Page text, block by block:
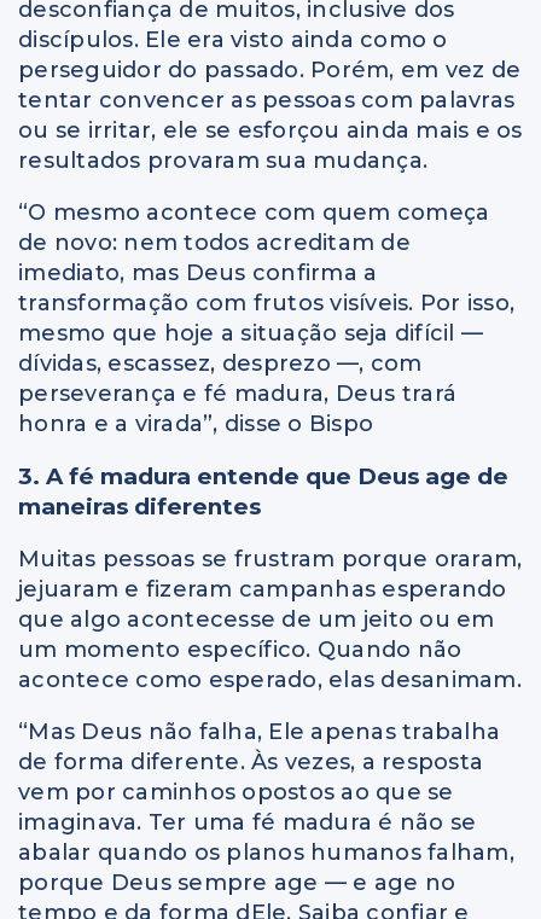
desconfiança de muitos, inclusive dos
discípulos. Ele era visto ainda como o
perseguidor do passado. Porém, em vez de
tentar convencer as pessoas com palavras
ou se irritar, ele se esforçou ainda mais e os
resultados provaram sua mudança.
“O mesmo acontece com quem começa
de novo: nem todos acreditam de
imediato, mas Deus confirma a
transformação com frutos visíveis. Por isso,
mesmo que hoje a situação seja difícil —
dívidas, escassez, desprezo —, com
perseverança e fé madura, Deus trará
honra e a virada”, disse o Bispo
3. A fé madura entende que Deus age de
maneiras diferentes
Muitas pessoas se frustram porque oraram,
jejuaram e fizeram campanhas esperando
que algo acontecesse de um jeito ou em
um momento específico. Quando não
acontece como esperado, elas desanimam.
“Mas Deus não falha, Ele apenas trabalha
de forma diferente. Às vezes, a resposta
vem por caminhos opostos ao que se
imaginava. Ter uma fé madura é não se
abalar quando os planos humanos falham,
porque Deus sempre age — e age no
tempo e da forma dEle. Saiba confiar e